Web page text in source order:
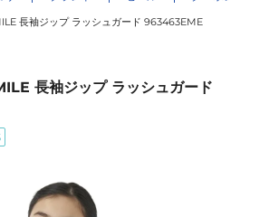
長袖ジップ ラッシュガード 963463EME
長袖ジップ ラッシュガード